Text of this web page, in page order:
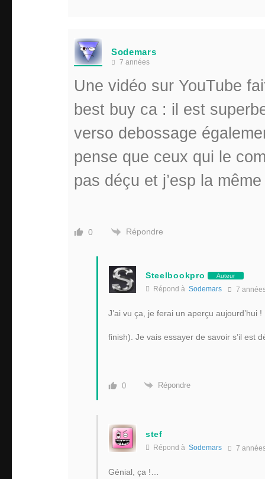
Sodemars
7 années
Une vidéo sur YouTube
best buy ca : il est
verso debossage
pense que ceux qui le
pas déçu et j’esp la
0 Répondre
Steelbookpro Auteur
Répond à Sodemars 7
J’ai vu ça, je ferai un aperçu aujourd’hui
finish). Je vais essayer de savoir s’il est
0 Répondre
stef
Répond à Sodemars 7
Génial, ça !…